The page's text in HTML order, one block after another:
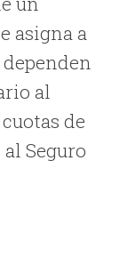
asigna a
al
de
Seguro